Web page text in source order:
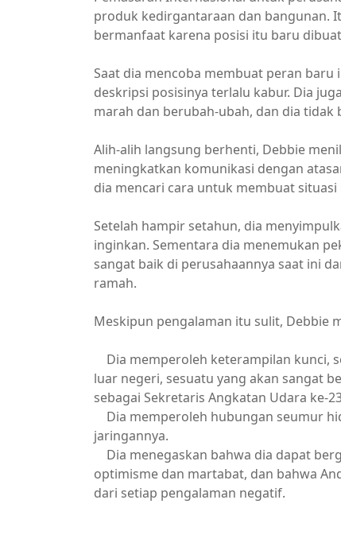
produk kedirgantaraan dan bangunan.
bermanfaat karena posisi itu baru
Saat dia mencoba membuat peran
deskripsi posisinya terlalu kabur. Dia
marah dan berubah-ubah, dan dia tidak
Alih-alih langsung berhenti, Debbie
meningkatkan komunikasi dengan
dia mencari cara untuk membuat situasi
Setelah hampir setahun, dia
inginkan. Sementara dia menemukan
sangat baik di perusahaannya saat ini
ramah.
Meskipun pengalaman itu sulit, Debbie
Dia memperoleh keterampilan kunci,
luar negeri, sesuatu yang akan sangat
sebagai Sekretaris Angkatan Udara ke-
Dia memperoleh hubungan seumur
jaringannya.
Dia menegaskan bahwa dia dapat
optimisme dan martabat, dan bahwa
dari setiap pengalaman negatif.